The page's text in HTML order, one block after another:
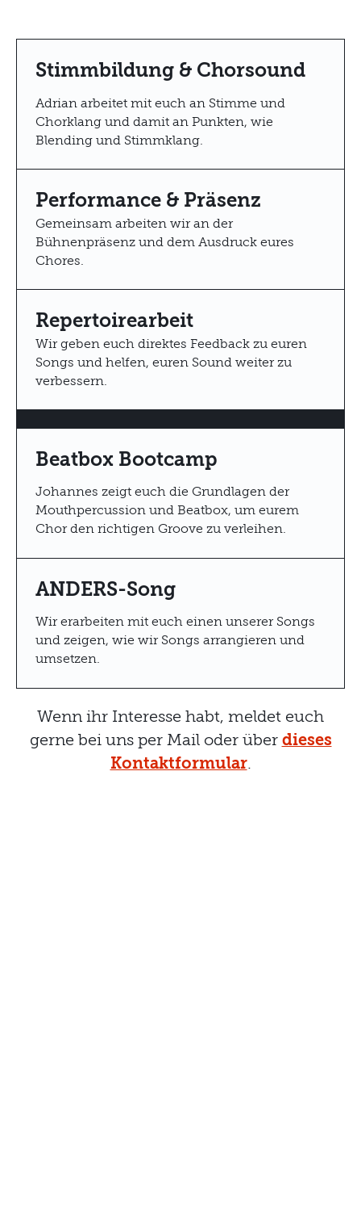
Stimmbildung & Chorsound
Adrian arbeitet mit euch an Stimme und
Chorklang und damit an Punkten, wie
Blending und Stimmklang.
Performance & Präsenz
Gemeinsam arbeiten wir an der
Bühnenpräsenz und dem Ausdruck eures
Chores.
Repertoirearbeit
Wir geben euch direktes Feedback zu euren
Songs und helfen, euren Sound weiter zu
verbessern.
Beatbox Bootcamp
Johannes zeigt euch die Grundlagen der
Mouthpercussion und Beatbox, um eurem
Chor den richtigen Groove zu verleihen.
ANDERS-Song
Wir erarbeiten mit euch einen unserer Songs
und zeigen, wie wir Songs arrangieren und
umsetzen.
Wenn ihr Interesse habt, meldet euch
gerne bei uns per Mail oder über dieses
Kontaktformular.